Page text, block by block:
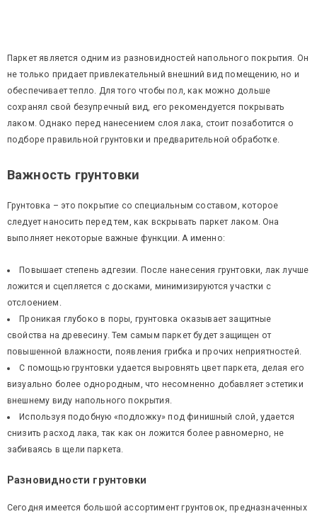
Паркет является одним из разновидностей напольного покрытия. Он
не только придает привлекательный внешний вид помещению, но и
обеспечивает тепло. Для того чтобы пол, как можно дольше
сохранял свой безупречный вид, его рекомендуется покрывать
лаком. Однако перед нанесением слоя лака, стоит позаботится о
подборе правильной грунтовки и предварительной обработке.
Важность грунтовки
Грунтовка – это покрытие со специальным составом, которое
следует наносить перед тем, как вскрывать паркет лаком. Она
выполняет некоторые важные функции. А именно:
Повышает степень адгезии. После нанесения грунтовки, лак лучше
ложится и сцепляется с досками, минимизируются участки с
отслоением.
Проникая глубоко в поры, грунтовка оказывает защитные
свойства на древесину. Тем самым паркет будет защищен от
повышенной влажности, появления грибка и прочих неприятностей.
С помощью грунтовки удается выровнять цвет паркета, делая его
визуально более однородным, что несомненно добавляет эстетики
внешнему виду напольного покрытия.
Используя подобную «подложку» под финишный слой, удается
снизить расход лака, так как он ложится более равномерно, не
забиваясь в щели паркета.
Разновидности грунтовки
Сегодня имеется большой ассортимент грунтовок, предназначенных